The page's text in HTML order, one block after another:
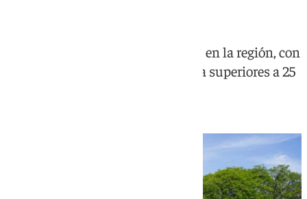
La dorsal dejará noches tropicales en la región, con
valores inusuales el fin de semana superiores a 25